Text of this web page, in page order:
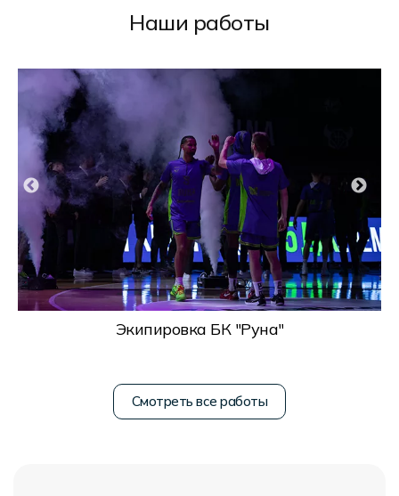
Наши работы
Экипировка БК "Руна"
Смотреть все работы